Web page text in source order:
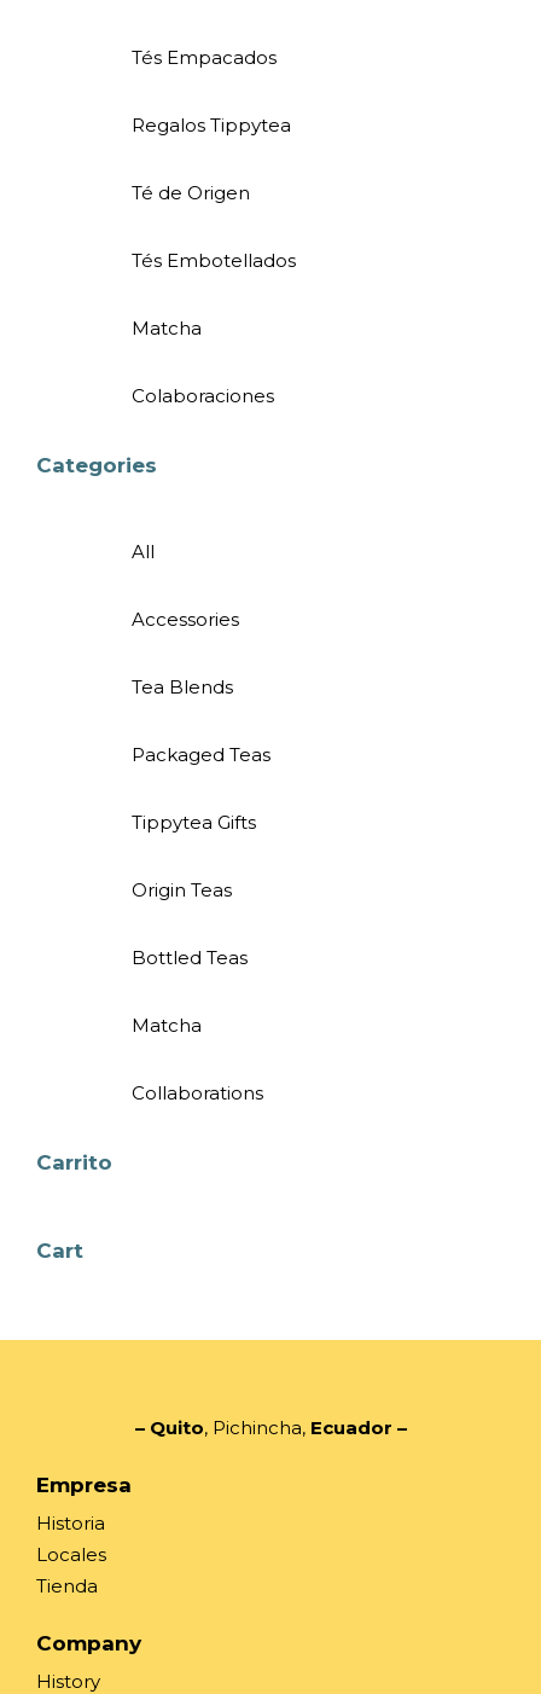
Tés Empacados
Regalos Tippytea
Té de Origen
Tés Embotellados
Matcha
Colaboraciones
Categories
All
Accessories
Tea Blends
Packaged Teas
Tippytea Gifts
Origin Teas
Bottled Teas
Matcha
Collaborations
Carrito
Cart
– Quito, Pichincha, Ecuador –
Empresa
Historia
Locales
Tienda
Company
History